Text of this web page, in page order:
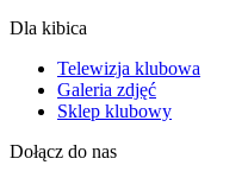
Dla kibica
Telewizja klubowa
Galeria zdjęć
Sklep klubowy
Dołącz do nas